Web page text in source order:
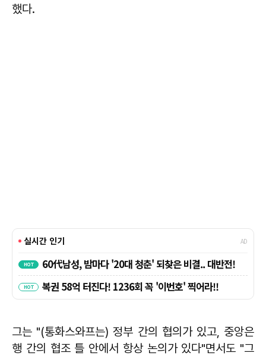
했다.
그는 "(통화스와프는) 정부 간의 협의가 있고, 중앙은
행 간의 협조 틀 안에서 항상 논의가 있다"면서도 "그